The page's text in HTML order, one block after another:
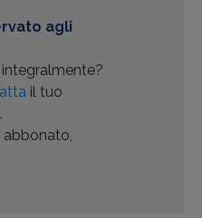
agli
il tuo
abbonato,